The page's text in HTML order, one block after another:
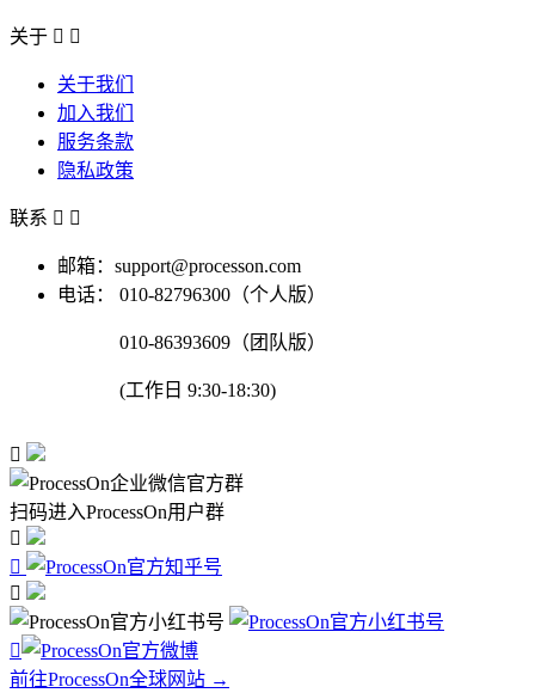
关于  
关于我们
加入我们
服务条款
隐私政策
联系  
邮箱：support@processon.com
电话：
010-82796300（个人版）
010-86393609（团队版）
(工作日 9:30-18:30)

扫码进入ProcessOn用户群




前往ProcessOn全球网站 →